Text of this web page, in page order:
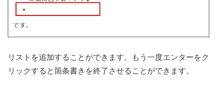
リストを追加することができます。もう一度エンターをク
リックすると箇条書きを終了させることができます。